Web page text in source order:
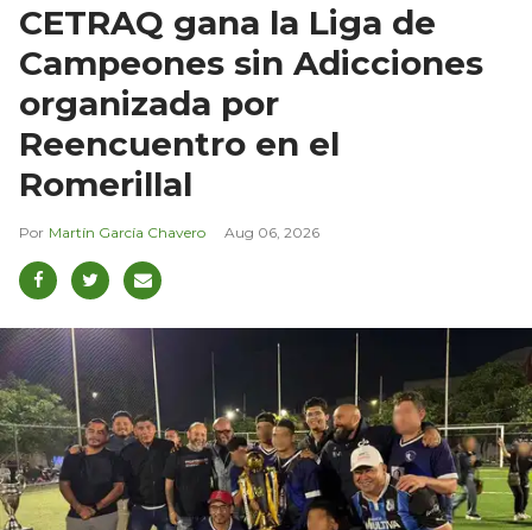
CETRAQ gana la Liga de
Campeones sin Adicciones
organizada por
Reencuentro en el
Romerillal
Martín García Chavero Aug 06, 2026